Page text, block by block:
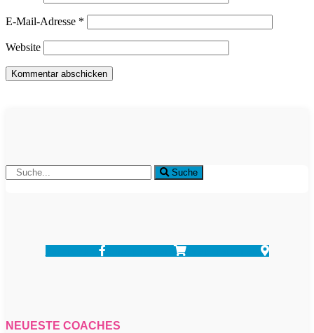
E-Mail-Adresse *
Website
Suche
NEUESTE COACHES